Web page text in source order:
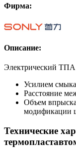
Фирма:
Описание:
Электрический
Усилием
Расстояние
Объем
модификации
Технические